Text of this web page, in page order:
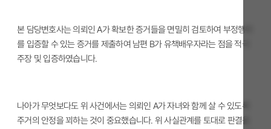
본 담당변호사는 의뢰인 A가 확보한 증거들을 면밀히 검토하여 부정행위
를 입증할 수 있는 증거를 제출하여 남편 B가 유책배우자라는 점을 적극
주장 및 입증하였습니다.
나아가 무엇보다도 위 사건에서는 의뢰인 A가 자녀와 함께 살 수 있도록
주거의 안정을 꾀하는 것이 중요했습니다. 위 사실관계를 토대로 판결을